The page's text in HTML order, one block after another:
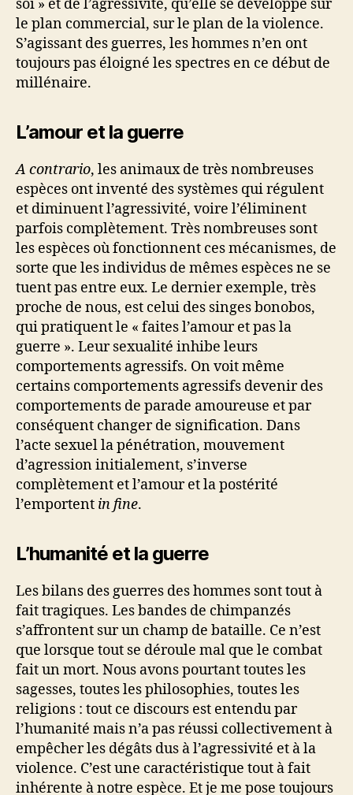
soi » et de l’agressivité, qu’elle se développe sur
le plan commercial, sur le plan de la violence.
S’agissant des guerres, les hommes n’en ont
toujours pas éloigné les spectres en ce début de
millénaire.
L’amour et la guerre
A contrario, les animaux de très nombreuses
espèces ont inventé des systèmes qui régulent
et diminuent l’agressivité, voire l’éliminent
parfois complètement. Très nombreuses sont
les espèces où fonctionnent ces mécanismes, de
sorte que les individus de mêmes espèces ne se
tuent pas entre eux. Le dernier exemple, très
proche de nous, est celui des singes bonobos,
qui pratiquent le « faites l’amour et pas la
guerre ». Leur sexualité inhibe leurs
comportements agressifs. On voit même
certains comportements agressifs devenir des
comportements de parade amoureuse et par
conséquent changer de signification. Dans
l’acte sexuel la pénétration, mouvement
d’agression initialement, s’inverse
complètement et l’amour et la postérité
l’emportent in fine.
L’humanité et la guerre
Les bilans des guerres des hommes sont tout à
fait tragiques. Les bandes de chimpanzés
s’affrontent sur un champ de bataille. Ce n’est
que lorsque tout se déroule mal que le combat
fait un mort. Nous avons pourtant toutes les
sagesses, toutes les philosophies, toutes les
religions : tout ce discours est entendu par
l’humanité mais n’a pas réussi collectivement à
empêcher les dégâts dus à l’agressivité et à la
violence. C’est une caractéristique tout à fait
inhérente à notre espèce. Et je me pose toujours